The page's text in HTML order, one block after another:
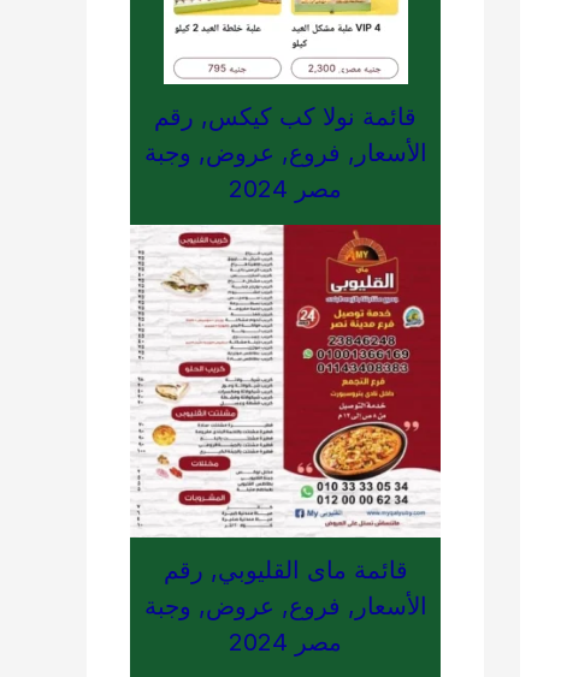
قائمة نولا كب كيكس, رقم
الأسعار, فروع, عروض, وجبة
مصر 2024
قائمة ماى القليوبي, رقم
الأسعار, فروع, عروض, وجبة
مصر 2024